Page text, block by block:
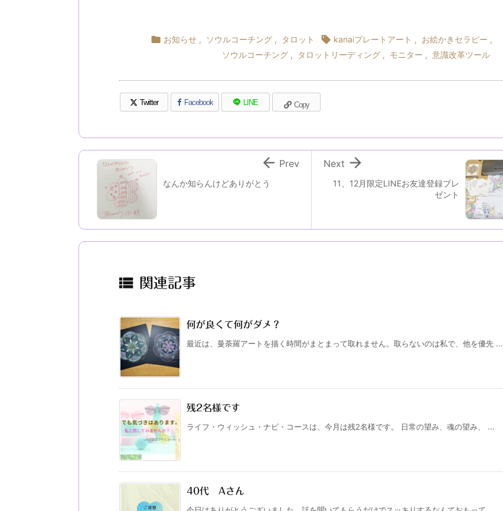
 お知らせ , ソウルコーチング , タロット  kanaiプレートアート , お絵かきセラピー ,
ソウルコーチング , タロットリーディング , モニター , 意識改革ツール
Twitter Facebook LINE Copy
11、12月限定LINEお友達登録プレ
ゼント

Next
なんか知らんけどありがとう
 Prev
 関連記事
何が良くて何がダメ？
最近は、曼荼羅アートを描く時間がまとまって取れません。取らないのは私で、他を優先 ...
残2名様です
ライフ・ウィッシュ・ナビ・コースは、今月は残2名様です。 日常の望み、魂の望み、 ...
40代 Aさん